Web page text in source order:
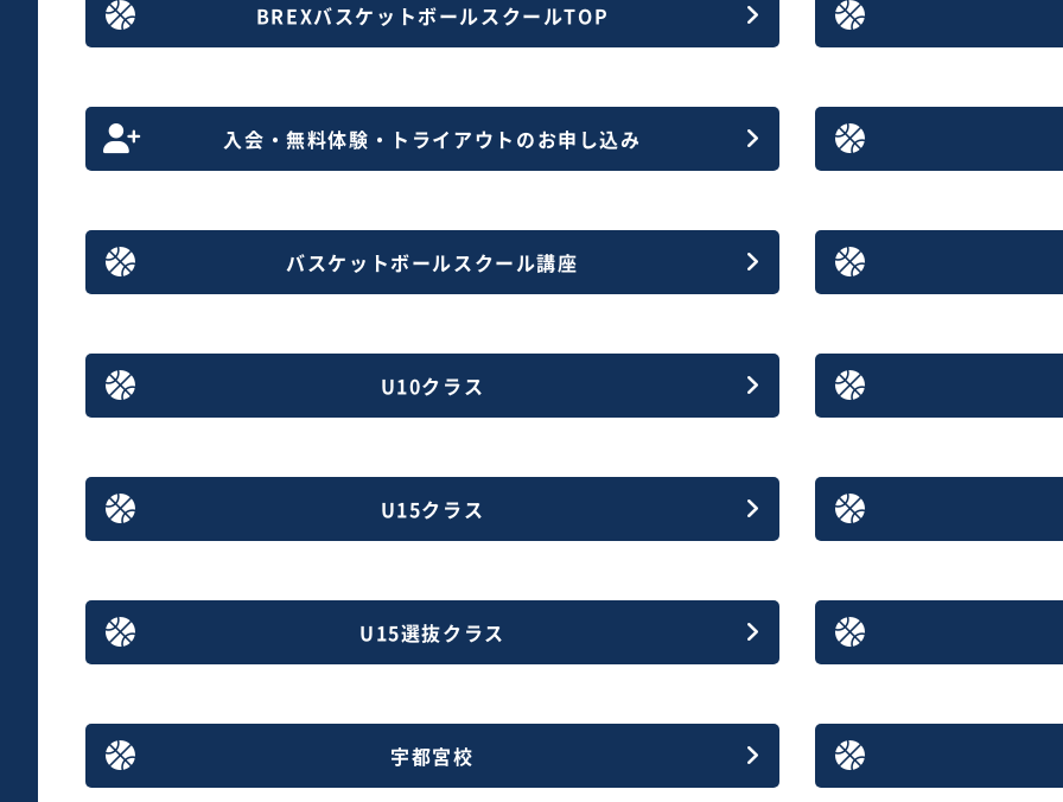
BREXバスケットボールスクールTOP
入会・無料体験・トライアウト のお申し込み
バスケットボールスクール講座
U10クラス
U15クラス
U15選抜クラス
宇都宮校